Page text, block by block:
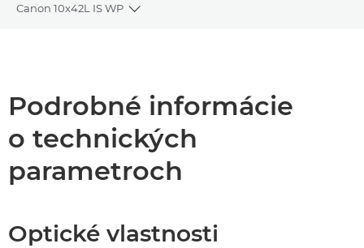
Canon 10x42L IS WP
Toggle breadcrumbs
Podrobné informácie
o technických
parametroch
Optické vlastnosti